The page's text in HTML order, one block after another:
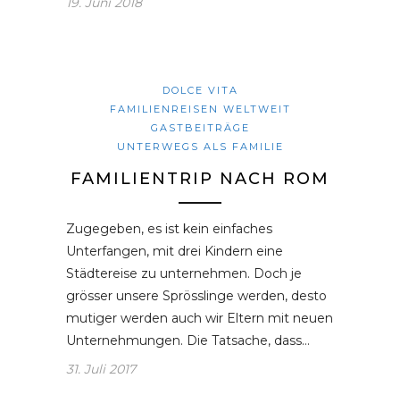
DOLCE VITA
FAMILIENREISEN WELTWEIT
GASTBEITRÄGE
UNTERWEGS ALS FAMILIE
FAMILIENTRIP NACH ROM
Zugegeben, es ist kein einfaches
Unterfangen, mit drei Kindern eine
Städtereise zu unternehmen. Doch je
grösser unsere Sprösslinge werden, desto
mutiger werden auch wir Eltern mit neuen
Unternehmungen. Die Tatsache, dass…
31. Juli 2017